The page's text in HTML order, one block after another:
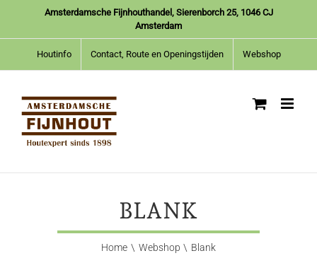
inhoud
Amsterdamsche Fijnhouthandel, Sierenborch 25, 1046 CJ
Amsterdam
Houtinfo Contact, Route en Openingstijden Webshop
BLANK
Home Webshop Blank